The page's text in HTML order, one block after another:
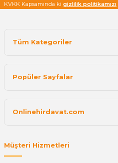
KVKK Kapsamında ki gizlilik politikamızı
Tüm Kategoriler
Popüler Sayfalar
Onlinehirdavat.com
Müşteri Hizmetleri